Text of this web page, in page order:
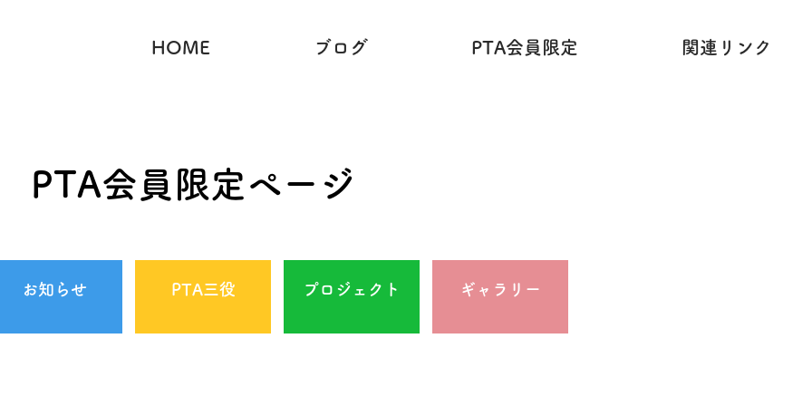
HOME ブログ PTA会員限定 関連リンク
PTA会員限定ページ
お知らせ PTA三役 プロジェクト ギャラリー